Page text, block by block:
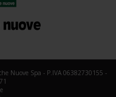
Nuove Spa - P.IVA 06382730155 -